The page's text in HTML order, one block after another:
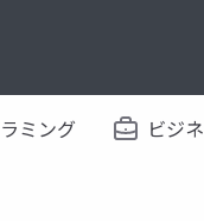
ミング ビジ